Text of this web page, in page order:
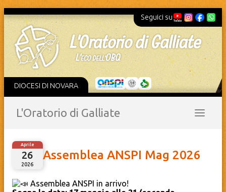
Seguici su
DIOCESI DI NOVARA
L'Oratorio di Galliate
Aprile
26
2026
Assemblea ANSPI Mag 2026
Assemblea ANSPI in arrivo!